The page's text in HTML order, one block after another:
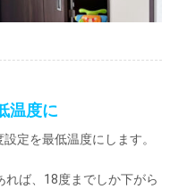
温度に
定を最低温度にします。
ば、18度までしか下がら